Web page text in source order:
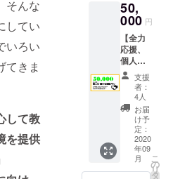
そんな
してい
いろい
てきま
して教
を提供
記入い
ただく
か、も
しくは
メッ
セージ
よりご
連絡く
ださ
い。 ※
交通費
は別途
必要に
なりま
す。(本
を込め
たお礼
のメー
ルをお
送りさ
せて頂
きま
す。 開
催日時
や指導
内容な
どの詳
細は後
日ご連
絡致し
ます。
いただ
きま
す。 ま
た、５
０００
円相当
のカタ
ログギ
フトも
お届け
いたし
ます。
期間終
了後、
心を込
めたお
50,
000 円
【全力
応援、
個人
名・団
体名掲
載プラ
ン】 全
力で応
援する
プラン
です。
当社HP
にて個
支援
者：
4人
お届
け予
定：
2020
年09
月
こ
の
リ
タ